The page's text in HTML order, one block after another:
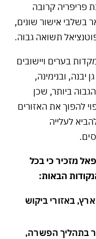
פריפריה קרובה
בשלבי אישור שונים,
תשואה גבוה.
בערים ויישובים
יבנה, ובנימינה,
ביותר, שכן
להפוך את האזורים
לעלייה
מזכיר כי בכל
הבאות:
באזורי ביקוש
בתהליך הפשרה,